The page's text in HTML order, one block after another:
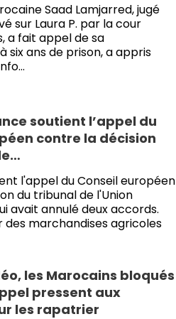
Saad Lamjarred, jugé
sur Laura P. par la cour
a fait appel de sa
six ans de prison, a appris
soutient l’appel du
contre la décision
l'appel du Conseil européen
du tribunal de l'Union
avait annulé deux accords.
des marchandises agricoles
les Marocains bloqués
pressent aux
les rapatrier